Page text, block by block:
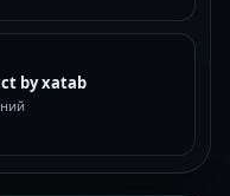
by xatab